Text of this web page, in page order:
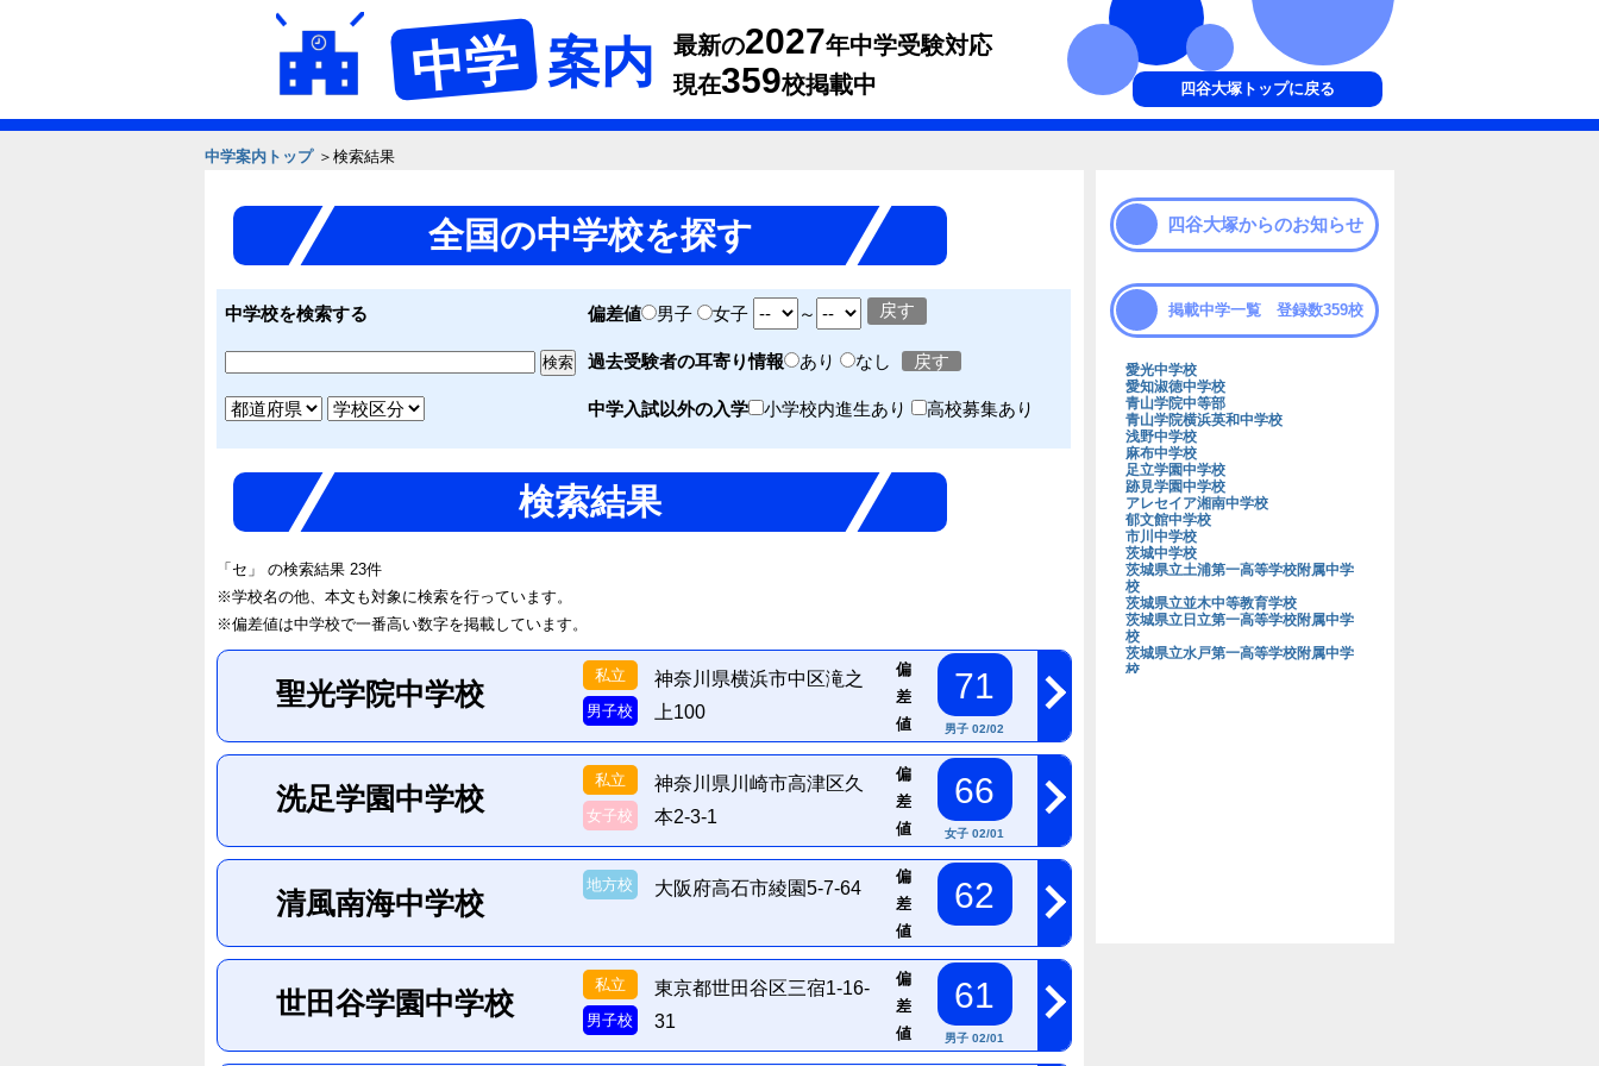
中学 案内 最新の2027年中学受験対応
現在359校掲載中 四谷大塚トップに戻る
中学案内トップ＞検索結果
全国の中学校を探す
中学校を検索する 偏差値 男子 女子 ～ 戻す
過去受験者の耳寄り情報 あり なし 戻す
中学入試以外の入学 小学校内進生あり 高校募集あり
検索結果
「セ」 の検索結果 23件
※学校名の他、本文も対象に検索を行っています。
※偏差値は中学校で一番高い数字を掲載しています。
聖光学院中学校
私立
男子校
神奈川県横浜市中区滝之
上100
偏
差
値
71
男子 02/02
洗足学園中学校
私立
女子校
神奈川県川崎市高津区久
本2-3-1
偏
差
値
66
女子 02/01
清風南海中学校
地方校 大阪府高石市綾園5-7-64
偏
差
値
62
世田谷学園中学校
私立
男子校
東京都世田谷区三宿1-16-
31
偏
差
値
61
男子 02/01
四谷大塚からのお知らせ
掲載中学一覧 登録数359校
愛光中学校
愛知淑徳中学校
青山学院中等部
青山学院横浜英和中学校
浅野中学校
麻布中学校
足立学園中学校
跡見学園中学校
アレセイア湘南中学校
郁文館中学校
市川中学校
茨城中学校
茨城県立土浦第一高等学校附属中学
校
茨城県立並木中等教育学校
茨城県立日立第一高等学校附属中学
校
茨城県立水戸第一高等学校附属中学
校